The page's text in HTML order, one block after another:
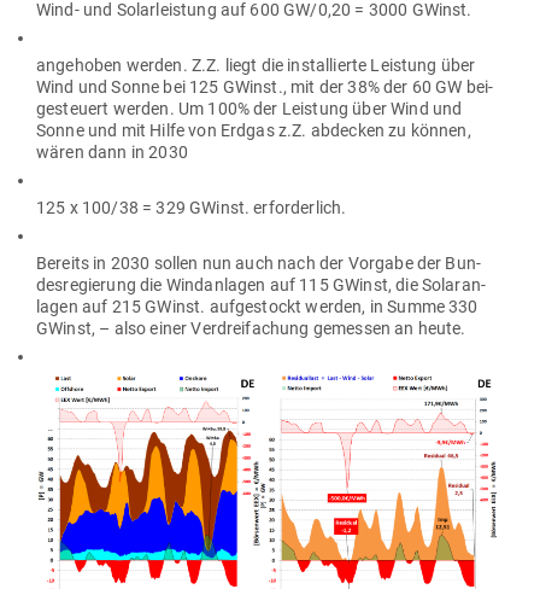
Wind- und Solar­leistung auf 600 GW/0,20 = 3000 GWinst.
ange­hoben werden. Z.Z. liegt die instal­lierte Leistung über
Wind und Sonne bei 125 GWinst., mit der 38% der 60 GW bei­
gesteuert werden. Um 100% der Leistung über Wind und
Sonne und mit Hilfe von Erdgas z.Z. abdecken zu können,
wären dann in 2030
125 x 100/38 = 329 GWinst. erforderlich.
Bereits in 2030 sollen nun auch nach der Vorgabe der Bun­
des­re­gierung die Wind­an­lagen auf 115 GWinst, die Solar­an­
lagen auf 215 GWinst. auf­ge­stockt werden, in Summe 330
GWinst, – also einer Ver­drei­fa­chung gemessen an heute.